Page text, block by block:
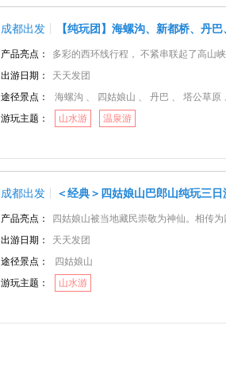
成都出发 【纯玩团】海螺沟、新都桥、丹
产品亮点：
多彩的西环线行程， 不紧串联起了高山峡谷、草甸海子、冰川
出游日期：
天天发团
途径景点：
海螺沟 、 四姑娘山 、 丹巴 、 塔公草原
游玩主题：
山水游 温泉游
成都出发 ＜经典＞四姑娘山巴郎山纯玩三日
产品亮点：
四姑娘山被当地藏民崇敬为神仙。相传为四位美丽善良的姑娘，
出游日期：
天天发团
途径景点：
四姑娘山
游玩主题：
山水游